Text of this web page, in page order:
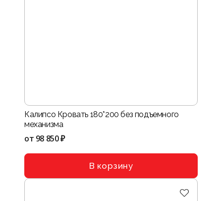
Калипсо Кровать 180*200 без подъемного
механизма
от 98 850 ₽
В корзину